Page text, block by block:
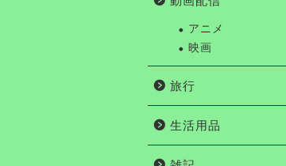
アニメ
映画
旅行
生活用品